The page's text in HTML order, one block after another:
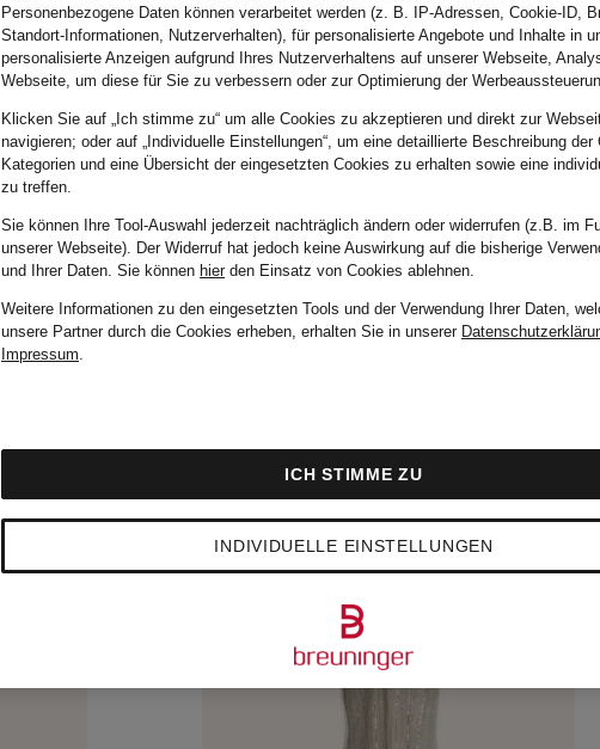
CHF 259
Personenbezogene Daten können verarbeitet werden (z. B. IP-Adressen, Cookie-ID,
Standort-Informationen, Nutzerverhalten), für personalisierte Angebote und Inhalte in
personalisierte Anzeigen aufgrund Ihres Nutzerverhaltens auf unserer Webseite,
Webseite, um diese für Sie zu verbessern oder zur Optimierung der
Klicken Sie auf „Ich stimme zu“ um alle Cookies zu akzeptieren und direkt zur
navigieren; oder auf „Individuelle Einstellungen“, um eine detaillierte Beschreibung der
Kategorien und eine Übersicht der eingesetzten Cookies zu erhalten sowie eine
zu treffen.
Sie können Ihre Tool-Auswahl jederzeit nachträglich ändern oder widerrufen (z.B. im
unserer Webseite). Der Widerruf hat jedoch keine Auswirkung auf die bisherige
und Ihrer Daten. Sie können hierden Einsatz von Cookies ablehnen.
Weitere Informationen zu den eingesetzten Tools und der Verwendung Ihrer Daten,
unsere Partner durch die Cookies erheben, erhalten Sie in unserer
Impressum.
INDIVIDUELLE EINSTELLUNGEN
ICH STIMME ZU